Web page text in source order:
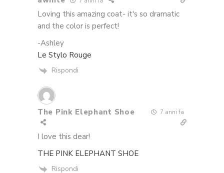
Loving this amazing coat- it's so dramatic
and the color is perfect!
-Ashley
Le Stylo Rouge
Rispondi
The Pink Elephant Shoe 7 anni fa
I love this dear!
THE PINK ELEPHANT SHOE
Rispondi